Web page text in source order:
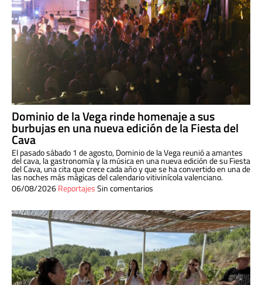
Dominio de la Vega rinde homenaje a sus
burbujas en una nueva edición de la Fiesta del
Cava
El pasado sábado 1 de agosto, Dominio de la Vega reunió a amantes
del cava, la gastronomía y la música en una nueva edición de su Fiesta
del Cava, una cita que crece cada año y que se ha convertido en una de
las noches más mágicas del calendario vitivinícola valenciano.
06/08/2026ReportajesSin comentarios